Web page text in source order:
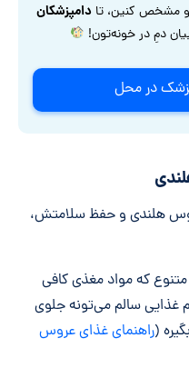
مشخص کنین، تا دامپزشکان
دمِ در خونه‌تون!
در محل
هلندی و حفظ سلامتش،
متنوع که مواد مغذی کافی
غذایی سالم می‌تونه جلوی
(راهنمای غذای عروس